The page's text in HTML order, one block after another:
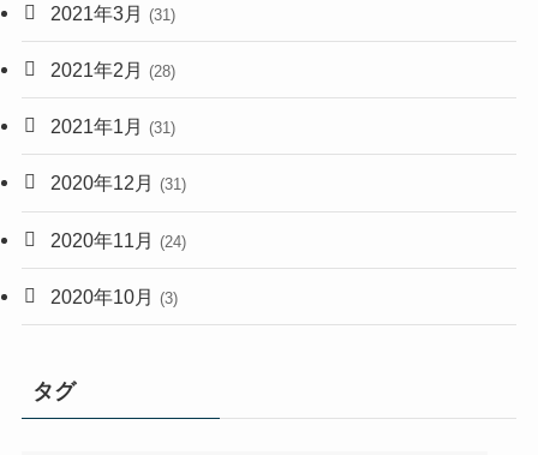
2021年3月 (31)
2021年2月 (28)
2021年1月 (31)
2020年12月 (31)
2020年11月 (24)
2020年10月 (3)
タグ